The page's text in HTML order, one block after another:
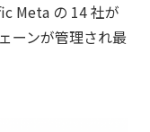
Meta の 14 社が
ーンが管理され最